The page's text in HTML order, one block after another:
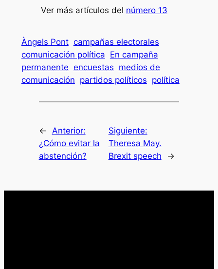
Ver más artículos del número 13
Àngels Pont campañas electorales
comunicación política En campaña
permanente encuestas medios de
comunicación partidos políticos política
←
Anterior:
¿Cómo evitar la
abstención?
Siguiente:
Theresa May.
Brexit speech
→